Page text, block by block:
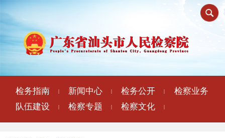
检务指南 新闻中心 检务公开
检察业务
队伍建设
检察专题 检察文化